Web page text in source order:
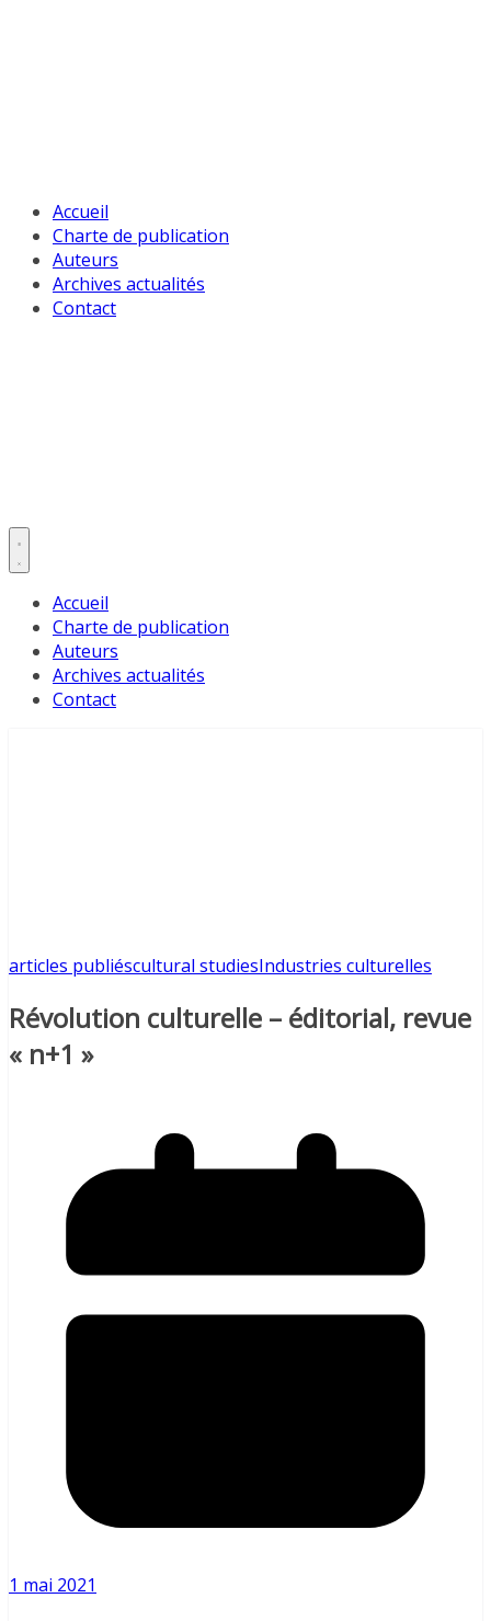
Accueil
Charte de publication
Auteurs
Archives actualités
Contact
Accueil
Charte de publication
Auteurs
Archives actualités
Contact
articles publiéscultural studiesIndustries culturelles
Révolution culturelle – éditorial, revue
« n+1 »
1 mai 2021